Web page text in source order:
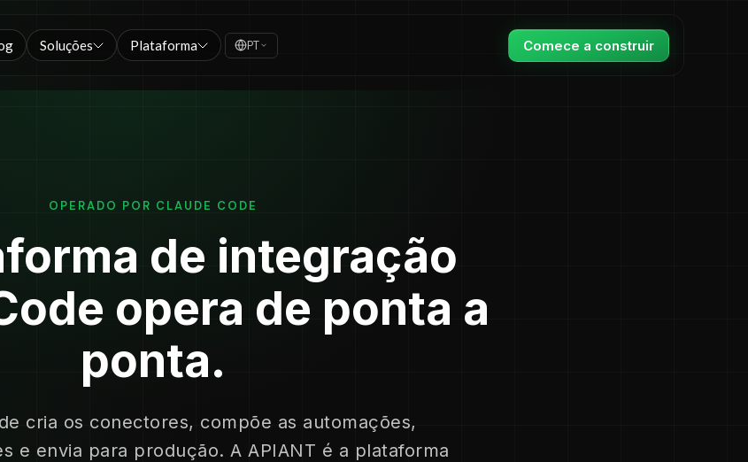
Soluções Plataforma PT Comece a construir
OPERADO POR CLAUDE CODE
de integração
opera de ponta a
ponta.
cria os conectores, compõe as automações,
e envia para produção. A APIANT é a plataforma